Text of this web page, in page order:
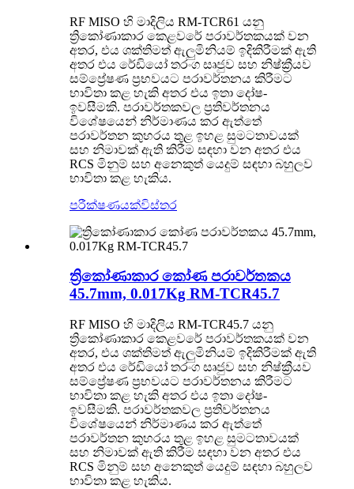
RF MISO හි මාදිලිය RM-TCR61 යනු
ත්‍රිකෝණාකාර කෙළවරේ පරාවර්තකයක් වන
අතර, එය ශක්තිමත් ඇලුමිනියම් ඉදිකිරීමක් ඇති
අතර එය රේඩියෝ තරංග සෘජුව සහ නිෂ්ක්‍රීයව
සම්ප්‍රේෂණ ප්‍රභවයට පරාවර්තනය කිරීමට
භාවිතා කළ හැකි අතර එය ඉතා දෝෂ-
ඉවසීමකි. පරාවර්තකවල ප්‍රතිවර්තනය
විශේෂයෙන් නිර්මාණය කර ඇත්තේ
පරාවර්තන කුහරය තුළ ඉහළ සුමටතාවයක්
සහ නිමාවක් ඇති කිරීම සඳහා වන අතර එය
RCS මිනුම් සහ අනෙකුත් යෙදුම් සඳහා බහුලව
භාවිතා කළ හැකිය.
පරීක්ෂණයක්විස්තර
ත්‍රිකෝණාකාර කෝණ පරාවර්තකය
45.7mm, 0.017Kg RM-TCR45.7
RF MISO හි මාදිලිය RM-TCR45.7 යනු
ත්‍රිකෝණාකාර කෙළවරේ පරාවර්තකයක් වන
අතර, එය ශක්තිමත් ඇලුමිනියම් ඉදිකිරීමක් ඇති
අතර එය රේඩියෝ තරංග සෘජුව සහ නිෂ්ක්‍රීයව
සම්ප්‍රේෂණ ප්‍රභවයට පරාවර්තනය කිරීමට
භාවිතා කළ හැකි අතර එය ඉතා දෝෂ-
ඉවසීමකි. පරාවර්තකවල ප්‍රතිවර්තනය
විශේෂයෙන් නිර්මාණය කර ඇත්තේ
පරාවර්තන කුහරය තුළ ඉහළ සුමටතාවයක්
සහ නිමාවක් ඇති කිරීම සඳහා වන අතර එය
RCS මිනුම් සහ අනෙකුත් යෙදුම් සඳහා බහුලව
භාවිතා කළ හැකිය.